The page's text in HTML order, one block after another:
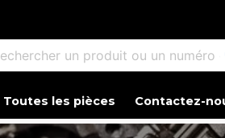
un produit ou un numéro
Toutes les pièces Contactez-